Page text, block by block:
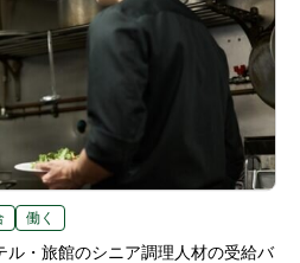
働く
ル・旅館のシニア調理人材の受給バ